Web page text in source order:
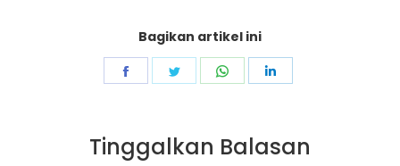
Bagikan artikel ini
Share
Share
Share
Tinggalkan Balasan